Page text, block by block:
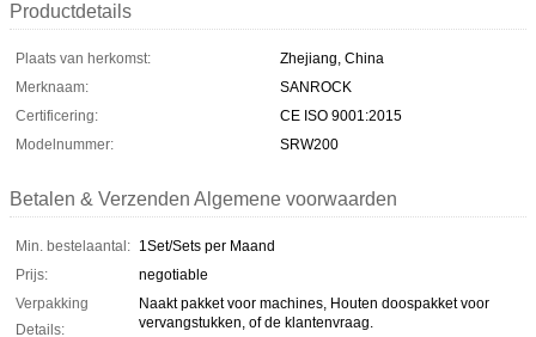
Productdetails
Plaats van herkomst:
Zhejiang, China
Merknaam:
SANROCK
Certificering:
CE ISO 9001:2015
Modelnummer:
SRW200
Betalen & Verzenden Algemene voorwaarden
Min. bestelaantal: 1Set/Sets per Maand
Prijs:
negotiable
Verpakking
Details:
Naakt pakket voor machines, Houten doospakket voor
vervangstukken, of de klantenvraag.